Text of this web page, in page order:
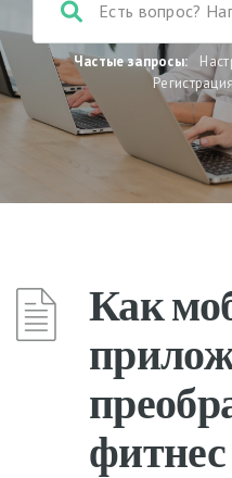
Частые запросы:
Как